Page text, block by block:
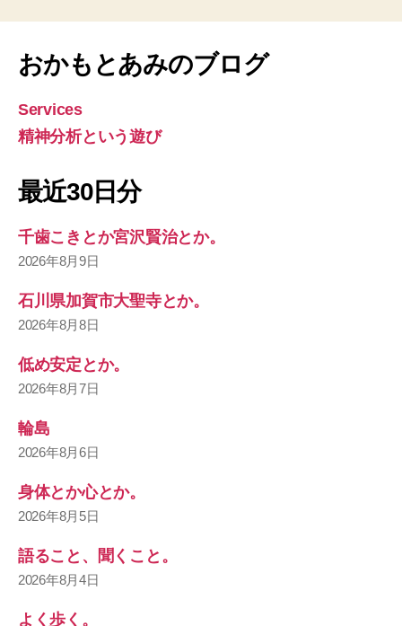
おかもとあみのブログ
Services
精神分析という遊び
最近30日分
千歯こきとか宮沢賢治とか。
2026年8月9日
石川県加賀市大聖寺とか。
2026年8月8日
低め安定とか。
2026年8月7日
輪島
2026年8月6日
身体とか心とか。
2026年8月5日
語ること、聞くこと。
2026年8月4日
よく歩く。